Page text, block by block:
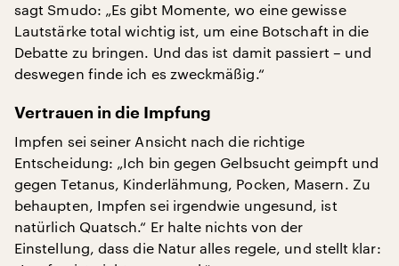
sagt Smudo: „Es gibt Momente, wo eine gewisse
Lautstärke total wichtig ist, um eine Botschaft in die
Debatte zu bringen. Und das ist damit passiert – und
deswegen finde ich es zweckmäßig.“
Vertrauen in die Impfung
Impfen sei seiner Ansicht nach die richtige
Entscheidung: „Ich bin gegen Gelbsucht geimpft und
gegen Tetanus, Kinderlähmung, Pocken, Masern. Zu
behaupten, Impfen sei irgendwie ungesund, ist
natürlich Quatsch.“ Er halte nichts von der
Einstellung, dass die Natur alles regele, und stellt klar: